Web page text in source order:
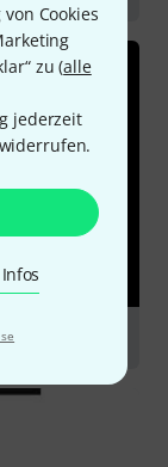
Cookies
zu (alle
jederzeit